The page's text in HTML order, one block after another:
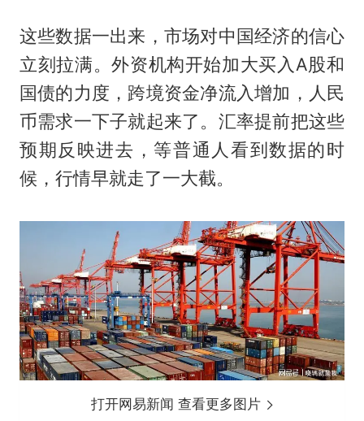
这些数据一出来，市场对中国经济的信心
立刻拉满。外资机构开始加大买入A股和
国债的力度，跨境资金净流入增加，人民
币需求一下子就起来了。汇率提前把这些
预期反映进去，等普通人看到数据的时
候，行情早就走了一大截。
打开网易新闻 查看更多图片